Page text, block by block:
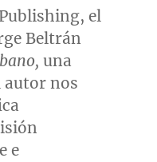
el
Beltrán
una
autor nos
e